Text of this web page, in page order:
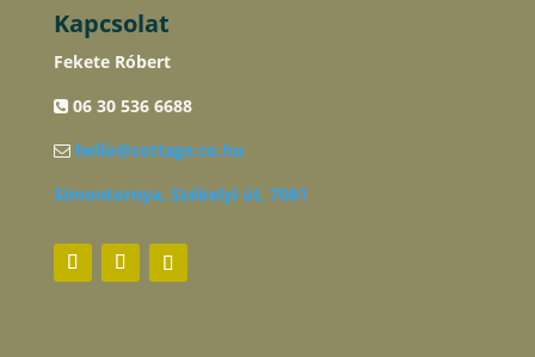
Kapcsolat
Fekete Róbert
06 30 536 6688
hello@cottage.co.hu
Simontornya, Székelyi út, 7081